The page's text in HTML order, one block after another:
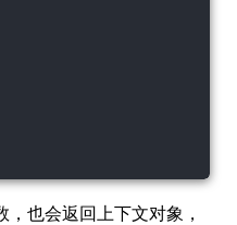
也会返回上下文对象，